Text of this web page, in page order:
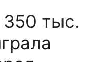
тыс.